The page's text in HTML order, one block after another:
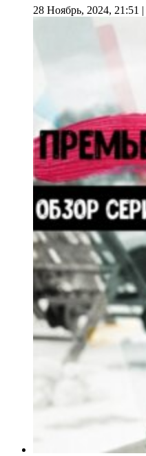
28 Ноябрь, 2024, 21:51 |